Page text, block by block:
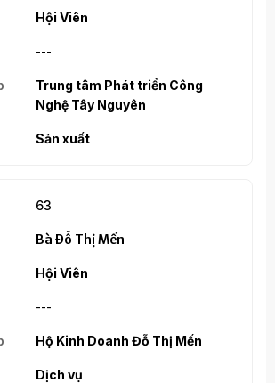
Hội Viên
---
Trung tâm Phát triển Công
Nghệ Tây Nguyên
Sản xuất
63
Bà Đỗ Thị Mến
Hội Viên
---
Hộ Kinh Doanh Đỗ Thị Mến
Dịch vụ